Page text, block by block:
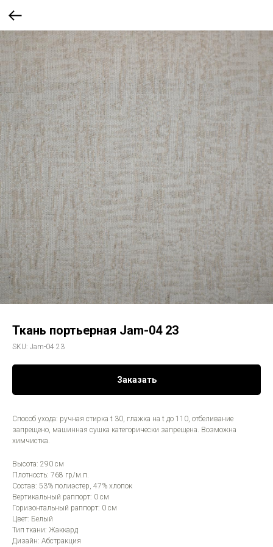
Ткань портьерная Jam-04 23
SKU: Jam-04 23
Заказать
Способ ухода: ручная стирка t 30, глажка на t до 110, отбеливание
запрещено, машинная сушка категорически запрещена. Возможна
химчистка.
Высота: 290 см
Плотность: 768 гр/м.п.
Состав: 53% полиэстер, 47% хлопок
Вертикальный раппорт: 0 см
Горизонтальный раппорт: 0 см
Цвет: Белый
Тип ткани: Жаккард
Дизайн: Абстракция